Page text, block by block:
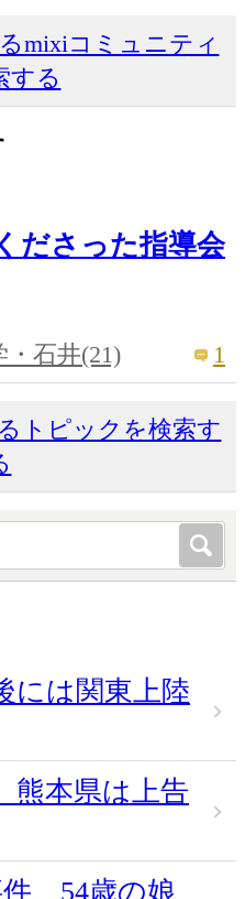
mixiコミュニティ
する
ださった指導会
・石井(21) 1
トピックを検索す
には関東上陸
熊本県は上告
、54歳の娘